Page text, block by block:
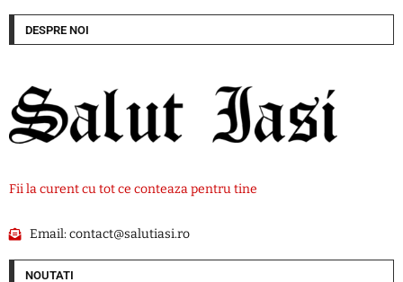
DESPRE NOI
Fii la curent cu tot ce conteaza pentru tine
Email:contact@salutiasi.ro
NOUTATI